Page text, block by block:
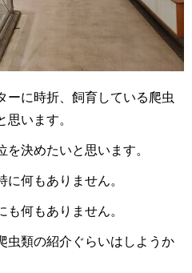
ーに時折、飼育している爬虫
います。
決めたいと思います。
何もありません。
も何もありません。
虫類の紹介ぐらいはしようか